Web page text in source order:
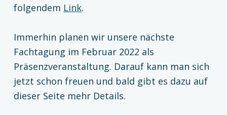
folgendem Link.
Immerhin planen wir unsere nächste
Fachtagung im Februar 2022 als
Präsenzveranstaltung. Darauf kann man sich
jetzt schon freuen und bald gibt es dazu auf
dieser Seite mehr Details.